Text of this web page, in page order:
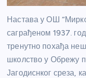
Настава у ОШ
саграђеном 1937.
тренутно похађа
школство у Обрежу
Јагодиснког среза,